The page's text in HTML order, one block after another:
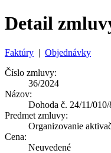
Detail
Faktúry | Objednávky
Číslo zmluvy:
36/2024
Názov:
Dohoda č. 24/11/010/
Predmet zmluvy:
Organizovanie
Cena:
Neuvedené